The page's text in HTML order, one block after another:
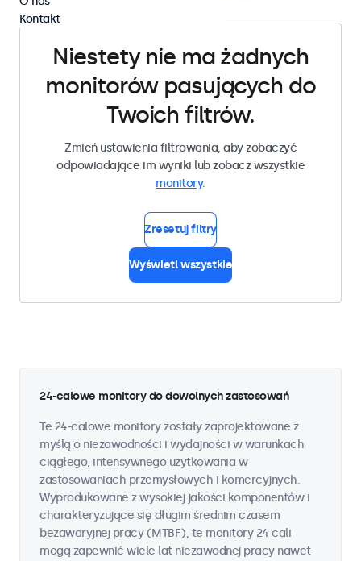
Niestety nie ma żadnych
monitorów pasujących do
Twoich filtrów.
Zmień ustawienia filtrowania, aby zobaczyć
odpowiadające im wyniki lub zobacz wszystkie
monitory.
Zresetuj filtry
Wyświetl wszystkie
24-calowe monitory do dowolnych zastosowań
Te 24-calowe monitory zostały zaprojektowane z
myślą o niezawodności i wydajności w warunkach
ciągłego, intensywnego użytkowania w
zastosowaniach przemysłowych i komercyjnych.
Wyprodukowane z wysokiej jakości komponentów i
charakteryzujące się długim średnim czasem
bezawaryjnej pracy (MTBF), te monitory 24 cali
mogą zapewnić wiele lat niezawodnej pracy nawet
Kontakt